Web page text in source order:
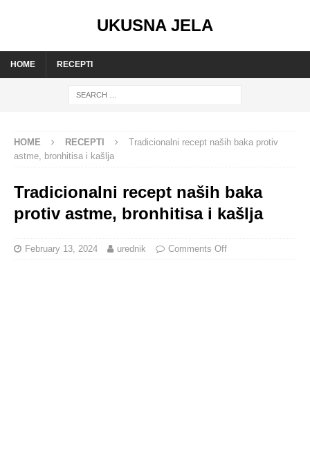
UKUSNA JELA
HOME RECEPTI
HOME RECEPTI
Tradicionalni recept naših baka protiv
astme, bronhitisa i kašlja
Tradicionalni recept naših baka
protiv astme, bronhitisa i kašlja
February 13, 2024 urednik Comments Off